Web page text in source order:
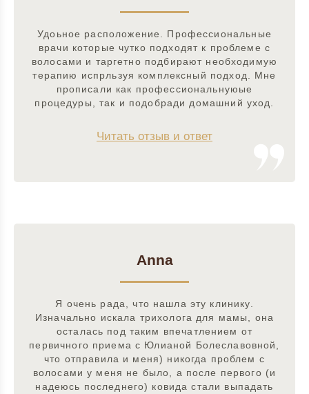
Удоьное расположение. Профессиональные
врачи которые чутко подходят к проблеме с
волосами и таргетно подбирают необходимую
терапию испрльзуя комплексный подход. Мне
прописали как профессиональнуюые
процедуры, так и подобради домашний уход.
Читать отзыв и ответ
Anna
Я очень рада, что нашла эту клинику.
Изначально искала трихолога для мамы, она
осталась под таким впечатлением от
первичного приема с Юлианой Болеславовной,
что отправила и меня) никогда проблем с
волосами у меня не было, а после первого (и
надеюсь последнего) ковида стали выпадать